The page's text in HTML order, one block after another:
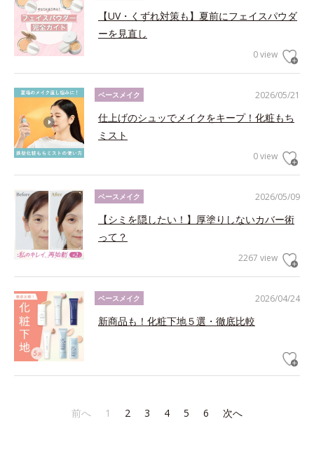
【UV・くずれ対策も】夏前にフェイスパウダ
ーを見直し
0 view
2026/05/21
ベースメイク
仕上げのシュッでメイクをキープ！化粧もち
ミスト
0 view
2026/05/09
ベースメイク
【シミを隠したい！】厚塗りしないカバー術
って？
2267 view
2026/04/24
ベースメイク
新商品も！化粧下地５選・徹底比較
前へ 1 2 3 4 5 6 次へ